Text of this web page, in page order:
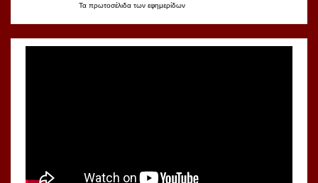
Τα πρωτοσέλιδα των εφημερίδων